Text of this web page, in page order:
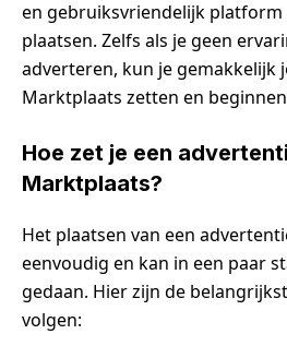
en gebruiksvriendelijk
plaatsen. Zelfs als je geen
adverteren, kun je gemakkelijk
Marktplaats zetten en
Hoe zet je een
Marktplaats?
Het plaatsen van een
eenvoudig en kan in een paar
gedaan. Hier zijn de
volgen: